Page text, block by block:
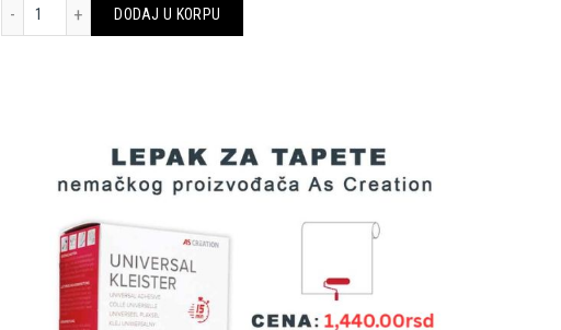
DODAJ U KORPU